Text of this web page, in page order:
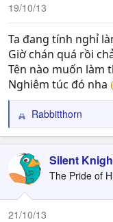
19/10/13
Ta đang tính nghỉ
Giờ chán quá rồi
Tên nào muốn làm
Nghiêm túc đó nha
R
e
c
t
i
o
n
Rabbitthorn
Silent
The Pride of
21/10/13